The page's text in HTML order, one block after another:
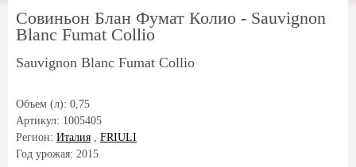
Совиньон Блан Фумат Колио - Sauvignon
Blanc Fumat Collio
Sauvignon Blanc Fumat Collio
Объем (л): 0,75
Артикул: 1005405
Регион: Италия , FRIULI
Год урожая: 2015